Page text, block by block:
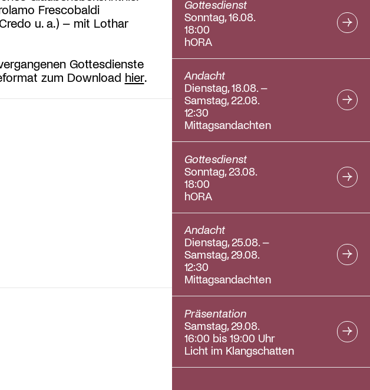
Frescobaldi
u. a.) – mit Lothar
Gottesdienste
zum Download hier.
Gottesdienst
Sonntag, 16.08.
18:00
hORA
Andacht
Dienstag, 18.08. –
Samstag, 22.08.
12:30
Mittagsandachten
Gottesdienst
Sonntag, 23.08.
18:00
hORA
Andacht
Dienstag, 25.08. –
Samstag, 29.08.
12:30
Mittagsandachten
Präsentation
Samstag, 29.08.
16:00 bis 19:00 Uhr
Licht im Klangschatten